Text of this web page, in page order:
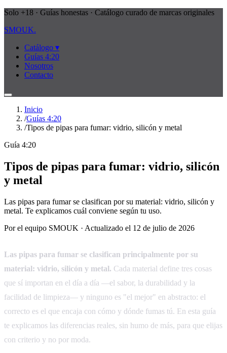
Solo +18 · Guías honestas · Catálogo curado de marcas originales
SMOUK.
Catálogo ▾
Guías 4:20
Nosotros
Contacto
Inicio
/Guías 4:20
/Tipos de pipas para fumar: vidrio, silicón y metal
Guía 4:20
Tipos de pipas para fumar: vidrio, silicón
y metal
Las pipas para fumar se clasifican por su material: vidrio, silicón y
metal. Te explicamos cuál conviene según tu uso.
Por el equipo SMOUK · Actualizado el 12 de julio de 2026
Las pipas para fumar se clasifican principalmente por su
material: vidrio, silicón y metal. Cada material define tres cosas
que sí importan en el día a día —el sabor, la durabilidad y la
facilidad de limpieza— y ninguno es "el mejor" en abstracto: el
correcto es el que encaja con cómo y dónde fumas tú. En esta guía
te explicamos las diferencias reales, sin humo de más, para que elijas
con criterio y no por moda.